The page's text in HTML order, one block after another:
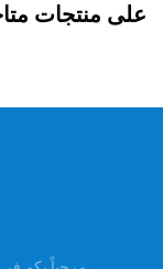
على منتجات